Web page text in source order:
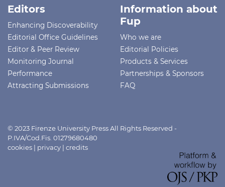
Editors
Enhancing Discoverability
Editorial Office Guidelines
Editor & Peer Review
Monitoring Journal
Performance
Attracting Submissions
Information about
Fup
Who we are
Editorial Policies
Products & Services
Partnerships & Sponsors
FAQ
© 2023 Firenze University Press All Rights Reserved -
P.IVA/Cod.Fis. 01279680480
cookies | privacy | credits